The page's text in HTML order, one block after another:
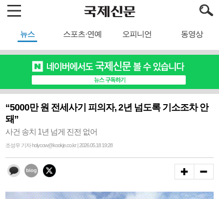
뉴스 스포츠·연예 오피니언 동영상
“5000만 원 전세사기 피의자, 2년 넘도록 기소조차 안
돼”
사건 송치 1년 넘게 진전 없어
조성우 기자 holycow@kookje.co.kr | 2026.05.18 19:28